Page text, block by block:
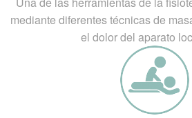
mediante diferentes técnicas de
el dolor del aparato